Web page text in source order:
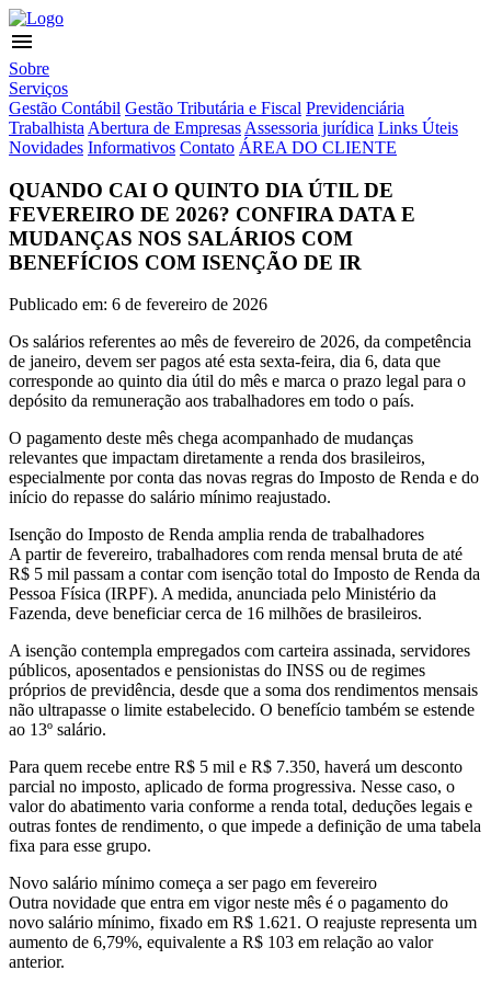
menu
Sobre
Serviços
Gestão Contábil Gestão Tributária e Fiscal Previdenciária
Trabalhista Abertura de Empresas Assessoria jurídica Links Úteis
Novidades Informativos Contato ÁREA DO CLIENTE
QUANDO CAI O QUINTO DIA ÚTIL DE
FEVEREIRO DE 2026? CONFIRA DATA E
MUDANÇAS NOS SALÁRIOS COM
BENEFÍCIOS COM ISENÇÃO DE IR
Publicado em: 6 de fevereiro de 2026
Os salários referentes ao mês de fevereiro de 2026, da competência
de janeiro, devem ser pagos até esta sexta-feira, dia 6, data que
corresponde ao quinto dia útil do mês e marca o prazo legal para o
depósito da remuneração aos trabalhadores em todo o país.
O pagamento deste mês chega acompanhado de mudanças
relevantes que impactam diretamente a renda dos brasileiros,
especialmente por conta das novas regras do Imposto de Renda e do
início do repasse do salário mínimo reajustado.
Isenção do Imposto de Renda amplia renda de trabalhadores
A partir de fevereiro, trabalhadores com renda mensal bruta de até
R$ 5 mil passam a contar com isenção total do Imposto de Renda da
Pessoa Física (IRPF). A medida, anunciada pelo Ministério da
Fazenda, deve beneficiar cerca de 16 milhões de brasileiros.
A isenção contempla empregados com carteira assinada, servidores
públicos, aposentados e pensionistas do INSS ou de regimes
próprios de previdência, desde que a soma dos rendimentos mensais
não ultrapasse o limite estabelecido. O benefício também se estende
ao 13º salário.
Para quem recebe entre R$ 5 mil e R$ 7.350, haverá um desconto
parcial no imposto, aplicado de forma progressiva. Nesse caso, o
valor do abatimento varia conforme a renda total, deduções legais e
outras fontes de rendimento, o que impede a definição de uma tabela
fixa para esse grupo.
Novo salário mínimo começa a ser pago em fevereiro
Outra novidade que entra em vigor neste mês é o pagamento do
novo salário mínimo, fixado em R$ 1.621. O reajuste representa um
aumento de 6,79%, equivalente a R$ 103 em relação ao valor
anterior.